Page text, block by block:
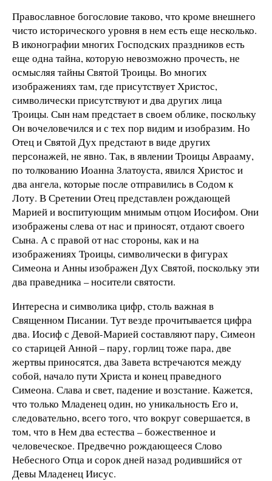
Православное богословие таково, что кроме внешнего
чисто исторического уровня в нем есть еще несколько.
В иконографии многих Господских праздников есть
еще одна тайна, которую невозможно прочесть, не
осмысляя тайны Святой Троицы. Во многих
изображениях там, где присутствует Христос,
символически присутствуют и два других лица
Троицы. Сын нам предстает в своем облике, поскольку
Он вочеловечился и с тех пор видим и изобразим. Но
Отец и Святой Дух предстают в виде других
персонажей, не явно. Так, в явлении Троицы Аврааму,
по толкованию Иоанна Златоуста, явился Христос и
два ангела, которые после отправились в Содом к
Лоту. В Сретении Отец представлен рождающей
Марией и воспитующим мнимым отцом Иосифом. Они
изображены слева от нас и приносят, отдают своего
Сына. А с правой от нас стороны, как и на
изображениях Троицы, символически в фигурах
Симеона и Анны изображен Дух Святой, поскольку эти
два праведника – носители святости.
Интересна и символика цифр, столь важная в
Священном Писании. Тут везде прочитывается цифра
два. Иосиф с Девой-Марией составляют пару, Симеон
со старицей Анной – пару, горлиц тоже пара, две
жертвы приносятся, два Завета встречаются между
собой, начало пути Христа и конец праведного
Симеона. Слава и свет, падение и возстание. Кажется,
что только Младенец один, но уникальность Его и,
следовательно, всего того, что вокруг совершается, в
том, что в Нем два естества – божественное и
человеческое. Предвечно рождающееся Слово
Небесного Отца и сорок дней назад родившийся от
Девы Младенец Иисус.